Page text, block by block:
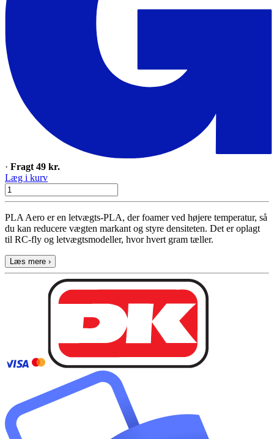
· Fragt 49 kr.
Læg i kurv
PLA Aero er en letvægts-PLA, der foamer ved højere temperatur, så
du kan reducere vægten markant og styre densiteten. Det er oplagt
til RC-fly og letvægtsmodeller, hvor hvert gram tæller.
Læs mere ›